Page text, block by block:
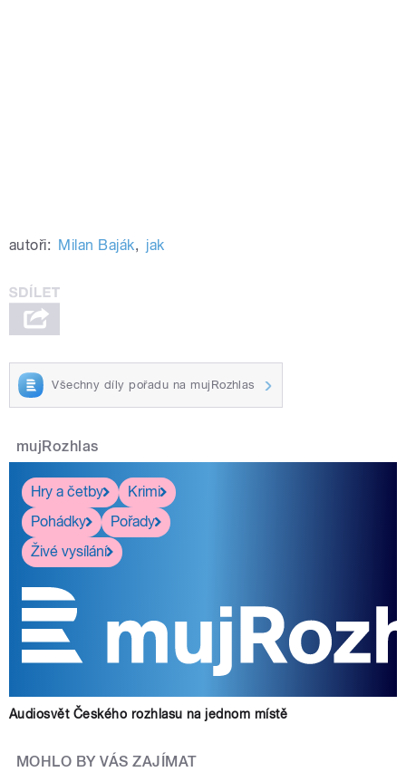
autoři: Milan Baják, jak
Všechny díly pořadu na mujRozhlas
mujRozhlas
Hry a četby
Krimi
Pohádky
Pořady
Živé vysílání
Audiosvět Českého rozhlasu na jednom místě
MOHLO BY VÁS ZAJÍMAT